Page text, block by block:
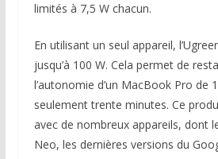
limités à 7,5 W chacun.
En utilisant un seul appareil,
jusqu’à 100 W. Cela permet de
l’autonomie d’un MacBook Pro de
seulement trente minutes. Ce
avec de nombreux appareils, dont
Neo, les dernières versions du